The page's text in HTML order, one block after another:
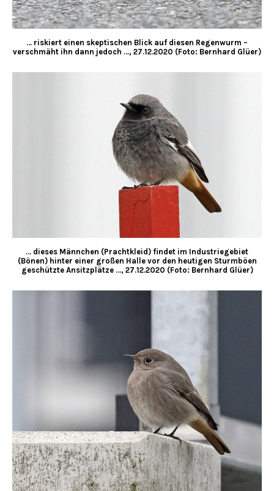
… riskiert einen skeptischen Blick auf diesen Regenwurm –
verschmäht ihn dann jedoch …, 27.12.2020 (Foto: Bernhard Glüer)
… dieses Männchen (Prachtkleid) findet im Industriegebiet
(Bönen) hinter einer großen Halle vor den heutigen Sturmböen
geschützte Ansitzplätze …, 27.12.2020 (Foto: Bernhard Glüer)